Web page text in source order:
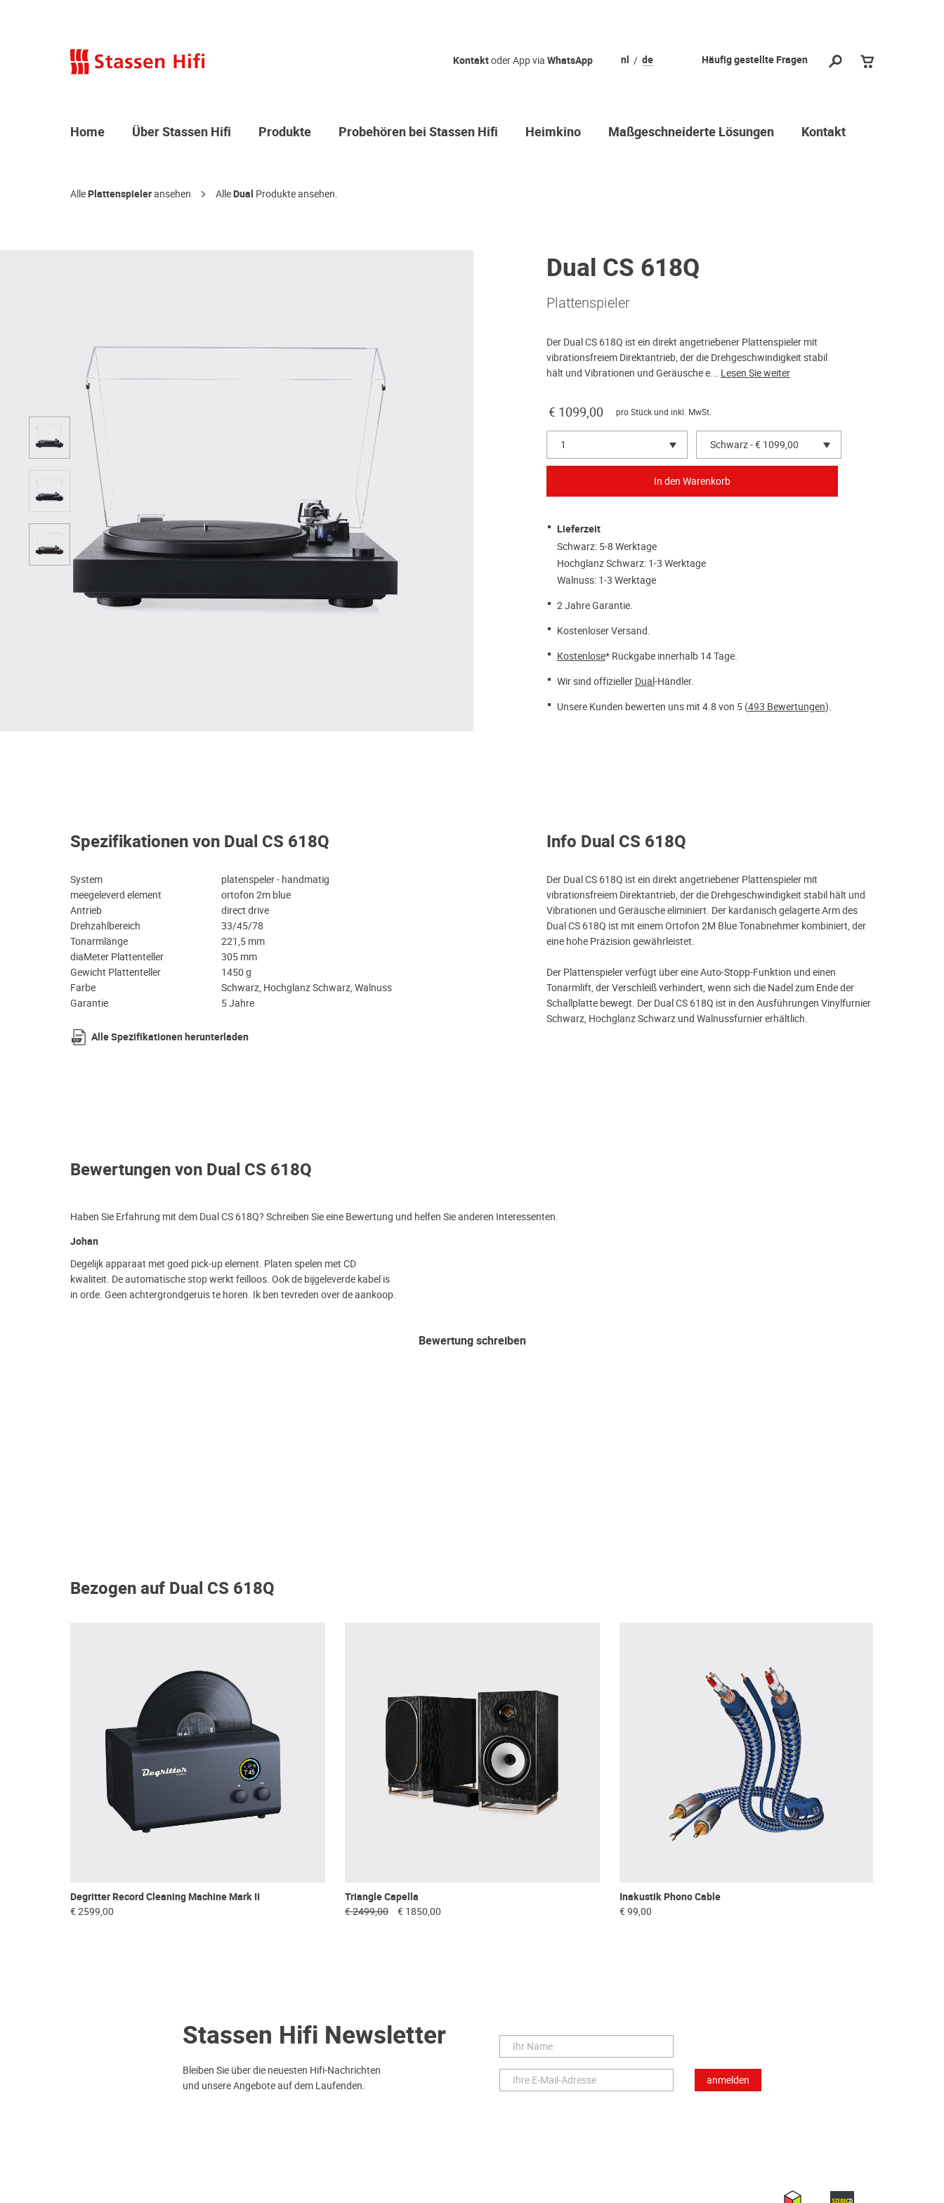
Häufig gestellte Fragen
nl de
Kontaktoder App via WhatsApp
Home Über Stassen Hifi Produkte Probehören bei Stassen Hifi Heimkino Maßgeschneiderte Lösungen Kontakt
AllePlattenspieleransehen AlleDual Produkte ansehen.
Dual CS 618Q
Plattenspieler
Der Dual CS 618Q ist ein direkt angetriebener Plattenspieler mit
vibrationsfreiem Direktantrieb, der die Drehgeschwindigkeit stabil
hält und Vibrationen und Geräusche e... Lesen Sie weiter
€ 1099,00 pro Stück und inkl. MwSt.
1 Schwarz - € 1099,00
Lieferzeit
Schwarz: 5-8 Werktage
Hochglanz Schwarz: 1-3 Werktage
Walnuss: 1-3 Werktage
2 Jahre Garantie.
Kostenloser Versand.
Kostenlose* Rückgabe innerhalb 14 Tage.
Wir sind offizieller Dual-Händler.
Unsere Kunden bewerten uns mit 4.8 von 5 (493 Bewertungen).
Spezifikationen von Dual CS 618Q
System
platenspeler - handmatig
meegeleverd element
ortofon 2m blue
Antrieb
direct drive
Drehzahlbereich
33/45/78
Tonarmlänge
221,5 mm
diaMeter Plattenteller
305 mm
Gewicht Plattenteller
1450 g
Farbe
Schwarz, Hochglanz Schwarz, Walnuss
Garantie
5 Jahre
Alle Spezifikationen herunterladen
Info Dual CS 618Q
Der Dual CS 618Q ist ein direkt angetriebener Plattenspieler mit
vibrationsfreiem Direktantrieb, der die Drehgeschwindigkeit stabil hält und
Vibrationen und Geräusche eliminiert. Der kardanisch gelagerte Arm des
Dual CS 618Q ist mit einem Ortofon 2M Blue Tonabnehmer kombiniert, der
eine hohe Präzision gewährleistet.
Der Plattenspieler verfügt über eine Auto-Stopp-Funktion und einen
Tonarmlift, der Verschleiß verhindert, wenn sich die Nadel zum Ende der
Schallplatte bewegt. Der Dual CS 618Q ist in den Ausführungen Vinylfurnier
Schwarz, Hochglanz Schwarz und Walnussfurnier erhältlich.
Bewertungen von Dual CS 618Q
Haben Sie Erfahrung mit dem Dual CS 618Q? Schreiben Sie eine Bewertung und helfen Sie anderen Interessenten.
Johan
Degelijk apparaat met goed pick-up element. Platen spelen met CD
kwaliteit. De automatische stop werkt feilloos. Ook de bijgeleverde kabel is
in orde. Geen achtergrondgeruis te horen. Ik ben tevreden over de aankoop.
Bewertung schreiben
Bezogen auf Dual CS 618Q
Degritter Record Cleaning Machine Mark II
€ 2599,00
Triangle Capella
€ 2499,00 € 1850,00
Inakustik Phono Cable
€ 99,00
Stassen Hifi Newsletter
Bleiben Sie über die neuesten Hifi-Nachrichten
und unsere Angebote auf dem Laufenden.